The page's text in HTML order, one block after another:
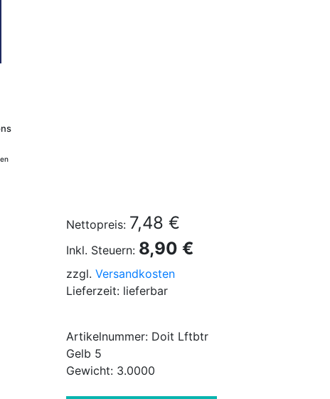
Nettopreis: 7,48 €
Inkl. Steuern: 8,90 €
zzgl. Versandkosten
Lieferzeit: lieferbar
Artikelnummer: Doit Lftbtr
Gelb 5
Gewicht: 3.0000